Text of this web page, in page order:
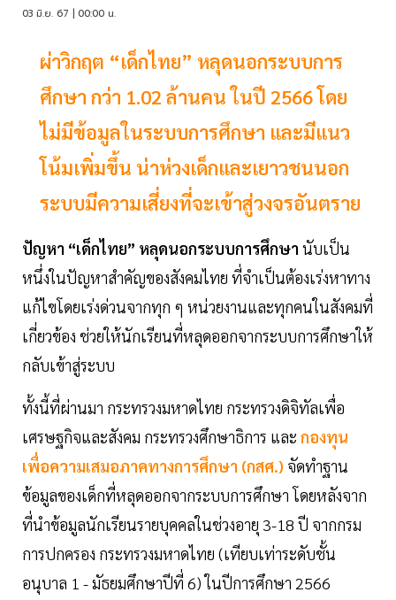
03 มิ.ย. 67 | 00:00 น.
ผ่าวิกฤต “เด็กไทย” หลุดนอกระบบการ
ศึกษา กว่า 1.02 ล้านคน ในปี 2566 โดย
ไม่มีข้อมูลในระบบการศึกษา และมีแนว
โน้มเพิ่มขึ้น น่าห่วงเด็กและเยาวชนนอก
ระบบมีความเสี่ยงที่จะเข้าสู่วงจรอันตราย
ปัญหา “เด็กไทย” หลุดนอกระบบการศึกษา นับเป็น
หนึ่งในปัญหาสำคัญของสังคมไทย ที่จำเป็นต้องเร่งหาทาง
แก้ไขโดยเร่งด่วนจากทุก ๆ หน่วยงานและทุกคนในสังคมที่
เกี่ยวข้อง ช่วยให้นักเรียนที่หลุดออกจากระบบการศึกษาให้
กลับเข้าสู่ระบบ
ทั้งนี้ที่ผ่านมา กระทรวงมหาดไทย กระทรวงดิจิทัลเพื่อ
เศรษฐกิจและสังคม กระทรวงศึกษาธิการ และ กองทุน
เพื่อความเสมอภาคทางการศึกษา (กสศ.) จัดทำฐาน
ข้อมูลของเด็กที่หลุดออกจากระบบการศึกษา โดยหลังจาก
ที่นำข้อมูลนักเรียนรายบุคคลในช่วงอายุ 3-18 ปี จากกรม
การปกครอง กระทรวงมหาดไทย (เทียบเท่าระดับชั้น
อนุบาล 1 - มัธยมศึกษาปีที่ 6) ในปีการศึกษา 2566